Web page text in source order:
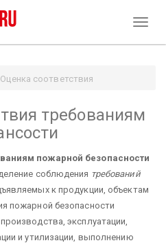
Оценка соответствия
требованиям
пожарной безопасности
соблюдения требований
к продукции, объектам
пожарной безопасности
эксплуатации,
и утилизации, выполнению